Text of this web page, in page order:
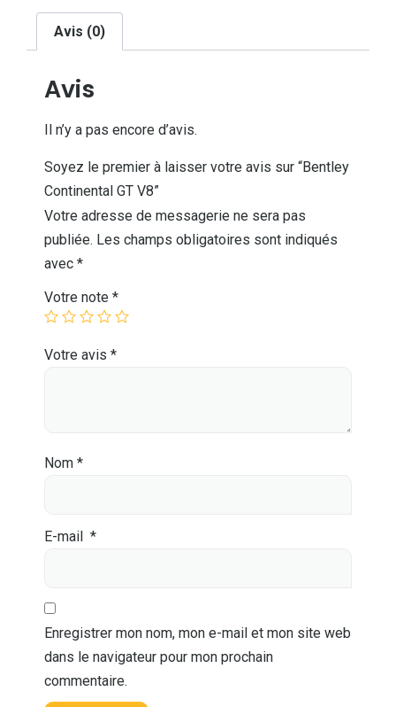
Avis (0)
Avis
Il n’y a pas encore d’avis.
Soyez le premier à laisser votre avis sur “Bentley
Continental GT V8”
Votre adresse de messagerie ne sera pas
publiée. Les champs obligatoires sont indiqués
avec *
Votre note *
Votre avis *
Nom *
E-mail *
Enregistrer mon nom, mon e-mail et mon site web
dans le navigateur pour mon prochain
commentaire.